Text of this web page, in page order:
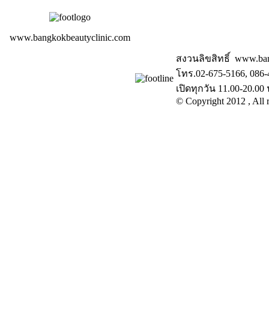
www.bangkokbeautyclinic.com
สงวนลิขสิทธิ์
โทร.02-675-5166,
เปิดทุกวัน 11.00-20.00
© Copyright 2012 , All